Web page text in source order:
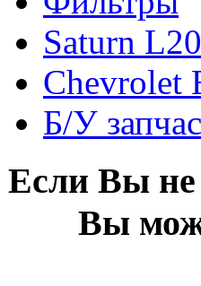
Saturn
Chevrolet
Б/У
Если Вы не
Вы